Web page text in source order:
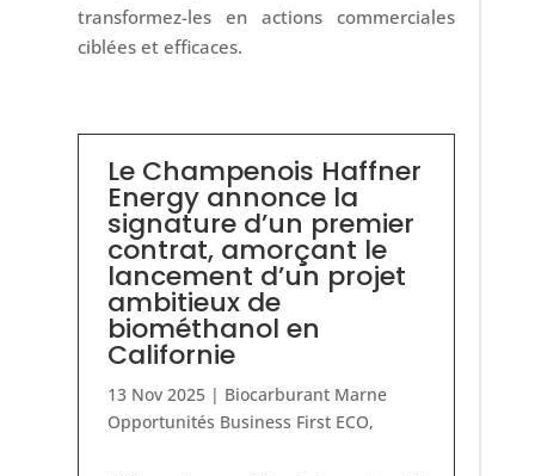
transformez-les en actions commerciales
ciblées et efficaces.
Le Champenois Haffner
Energy annonce la
signature d’un premier
contrat, amorçant le
lancement d’un projet
ambitieux de
biométhanol en
Californie
13 Nov 2025| Biocarburant Marne
Opportunités Business First ECO,